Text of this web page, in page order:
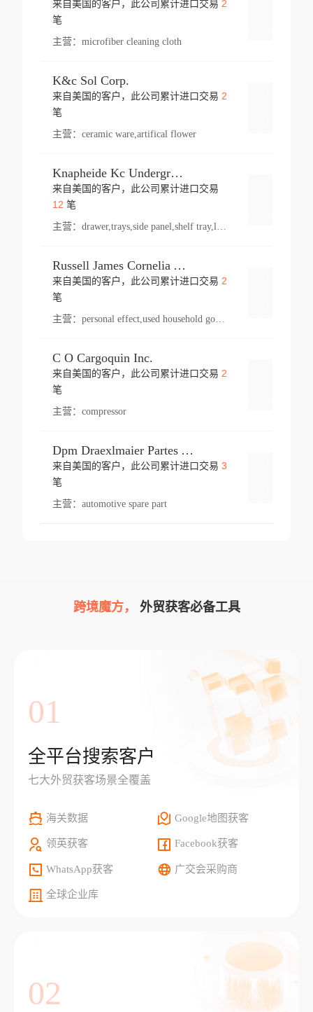
来自美国的客户，此公司累计进口交易 2
笔
主营： microfiber cleaning cloth
K&c Sol Corp.
来自美国的客户，此公司累计进口交易 2
笔
主营： ceramic ware,artifical flower
Knapheide Kc Underground
来自美国的客户，此公司累计进口交易
12 笔
主营：
Russell James Cornelia Arlington Va
来自美国的客户，此公司累计进口交易 2
笔
主营： personal effect,used household goods
C O Cargoquin Inc.
来自美国的客户，此公司累计进口交易 2
笔
主营： compressor
Dpm Draexlmaier Partes Automotrices Corr Ind Huejotzingo
来自美国的客户，此公司累计进口交易 3
笔
主营： automotive spare part
跨境魔方， 外贸获客必备工具
01
全平台搜索客户
七大外贸获客场景全覆盖
海关数据 Google地图获客
领英获客 Facebook获客
WhatsApp获客 广交会采购商
全球企业库
02